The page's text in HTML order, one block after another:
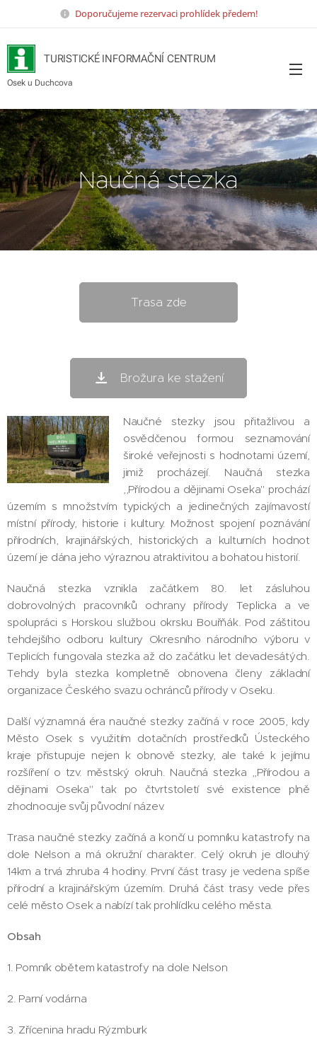
Doporučujeme rezervaci prohlídek předem!
TURISTICKÉ INFORMAČNÍ CENTRUM
Osek u Duchcova
Naučná stezka
Trasa zde
Brožura ke stažení
Naučné stezky jsou přitažlivou a
osvědčenou formou seznamování
široké veřejnosti s hodnotami území,
jimiž procházejí. Naučná stezka
,,Přírodou a dějinami Oseka" prochází
územím s množstvím typických a jedinečných zajímavostí
místní přírody, historie i kultury. Možnost spojení poznávání
přírodních, krajinářských, historických a kulturních hodnot
území je dána jeho výraznou atraktivitou a bohatou historií.
Naučná stezka vznikla začátkem 80. let zásluhou
dobrovolných pracovníků ochrany přírody Teplicka a ve
spolupráci s Horskou službou okrsku Bouřňák. Pod záštitou
tehdejšího odboru kultury Okresního národního výboru v
Teplicích fungovala stezka až do začátku let devadesátých.
Tehdy byla stezka kompletně obnovena členy základní
organizace Českého svazu ochránců přírody v Oseku.
Další významná éra naučné stezky začíná v roce 2005, kdy
Město Osek s využitím dotačních prostředků Ústeckého
kraje přistupuje nejen k obnově stezky, ale také k jejímu
rozšíření o tzv. městský okruh. Naučná stezka ,,Přírodou a
dějinami Oseka" tak po čtvrtstoletí své existence plně
zhodnocuje svůj původní název.
Trasa naučné stezky začíná a končí u pomníku katastrofy na
dole Nelson a má okružní charakter. Celý okruh je dlouhý
14km a trvá zhruba 4 hodiny. První část trasy je vedena spíše
přírodní a krajinářským územím. Druhá část trasy vede přes
celé město Osek a nabízí tak prohlídku celého města.
Obsah
1. Pomník obětem katastrofy na dole Nelson
2. Parní vodárna
3. Zřícenina hradu Rýzmburk